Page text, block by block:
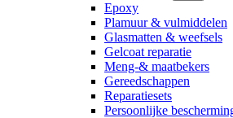
Epoxy
Plamuur & vulmiddelen
Glasmatten & weefsels
Gelcoat reparatie
Meng-& maatbekers
Gereedschappen
Reparatiesets
Persoonlijke